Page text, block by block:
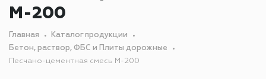
М-200
Главная
Каталог продукции
Бетон, раствор, ФБС и Плиты дорожные
Песчано-цементная смесь М-200